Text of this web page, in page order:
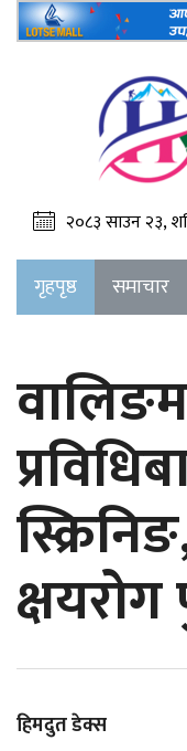
२०८३ साउन २३,
गृहपृष्ठ समाचार
क्षयरोग
हिमदुत डेक्स